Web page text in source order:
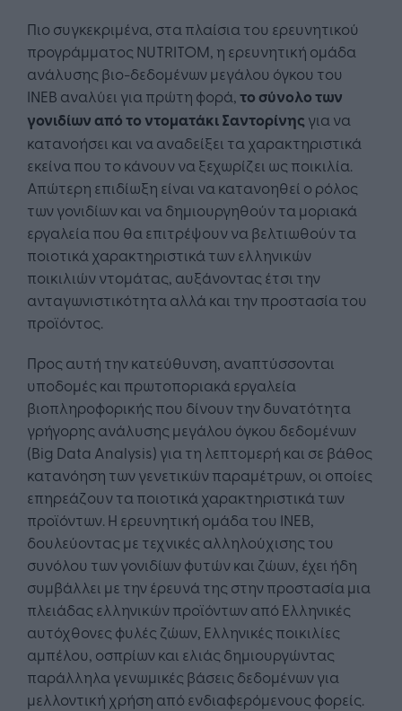
Πιο συγκεκριμένα, στα πλαίσια του ερευνητικού
προγράμματος NUTRITOM, η ερευνητική ομάδα
ανάλυσης βιο-δεδομένων μεγάλου όγκου του
ΙΝΕΒ αναλύει για πρώτη φορά, το σύνολο των
γονιδίων από το ντοματάκι Σαντορίνης για να
κατανοήσει και να αναδείξει τα χαρακτηριστικά
εκείνα που το κάνουν να ξεχωρίζει ως ποικιλία.
Απώτερη επιδίωξη είναι να κατανοηθεί ο ρόλος
των γονιδίων και να δημιουργηθούν τα μοριακά
εργαλεία που θα επιτρέψουν να βελτιωθούν τα
ποιοτικά χαρακτηριστικά των ελληνικών
ποικιλιών ντομάτας, αυξάνοντας έτσι την
ανταγωνιστικότητα αλλά και την προστασία του
προϊόντος.
Προς αυτή την κατεύθυνση, αναπτύσσονται
υποδομές και πρωτοποριακά εργαλεία
βιοπληροφορικής που δίνουν την δυνατότητα
γρήγορης ανάλυσης μεγάλου όγκου δεδομένων
(Big Data Analysis) για τη λεπτομερή και σε βάθος
κατανόηση των γενετικών παραμέτρων, οι οποίες
επηρεάζουν τα ποιοτικά χαρακτηριστικά των
προϊόντων. Η ερευνητική ομάδα του ΙΝΕΒ,
δουλεύοντας με τεχνικές αλληλούχισης του
συνόλου των γονιδίων φυτών και ζώων, έχει ήδη
συμβάλλει με την έρευνά της στην προστασία μια
πλειάδας ελληνικών προϊόντων από Ελληνικές
αυτόχθονες φυλές ζώων, Ελληνικές ποικιλίες
αμπέλου, οσπρίων και ελιάς δημιουργώντας
παράλληλα γενωμικές βάσεις δεδομένων για
μελλοντική χρήση από ενδιαφερόμενους φορείς.